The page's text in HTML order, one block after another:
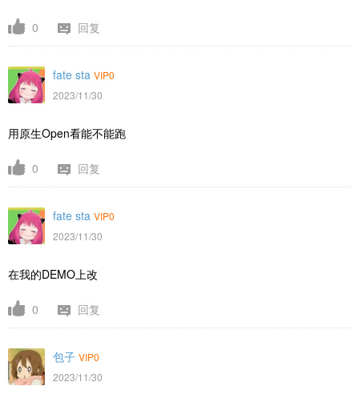
0 回复
fate sta VIP0
2023/11/30
用原生Open看能不能跑
0 回复
fate sta VIP0
2023/11/30
在我的DEMO上改
0 回复
包子 VIP0
2023/11/30